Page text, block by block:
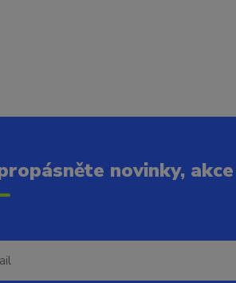
novinky,